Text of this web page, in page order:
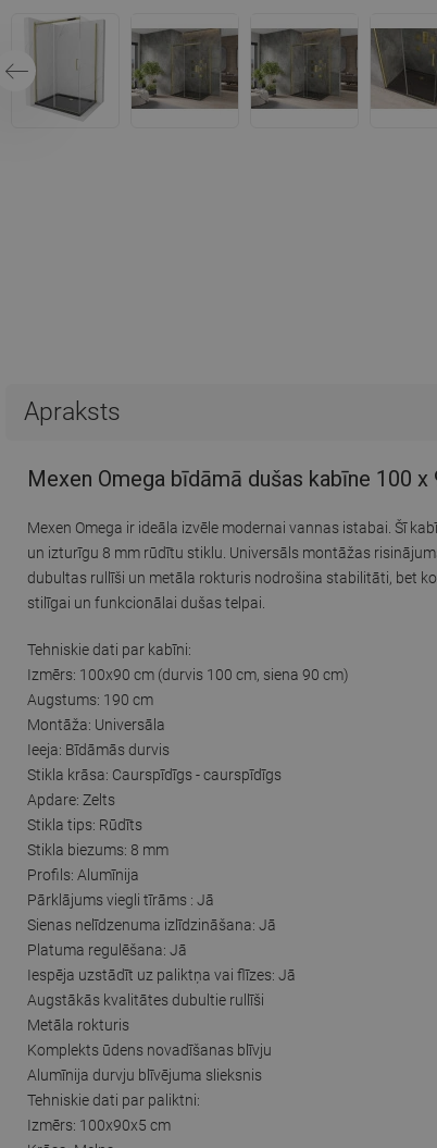
Apraksts
Mexen Omega bīdāmā dušas kabīne 100
Mexen Omega ir ideāla izvēle modernai vannas istabai. Šī
un izturīgu 8 mm rūdītu stiklu. Universāls montāžas
dubultas rullīši un metāla rokturis nodrošina stabilitāti, bet
stilīgai un funkcionālai dušas telpai.
Tehniskie dati par kabīni:
Izmērs: 100x90 cm (durvis 100 cm, siena 90 cm)
Augstums: 190 cm
Montāža: Universāla
Ieeja: Bīdāmās durvis
Stikla krāsa: Caurspīdīgs - caurspīdīgs
Apdare: Zelts
Stikla tips: Rūdīts
Stikla biezums: 8 mm
Profils: Alumīnija
Pārklājums viegli tīrāms : Jā
Sienas nelīdzenuma izlīdzināšana: Jā
Platuma regulēšana: Jā
Iespēja uzstādīt uz paliktņa vai flīzes: Jā
Augstākās kvalitātes dubultie rullīši
Metāla rokturis
Komplekts ūdens novadīšanas blīvju
Alumīnija durvju blīvējuma slieksnis
Tehniskie dati par paliktni:
Izmērs: 100x90x5 cm